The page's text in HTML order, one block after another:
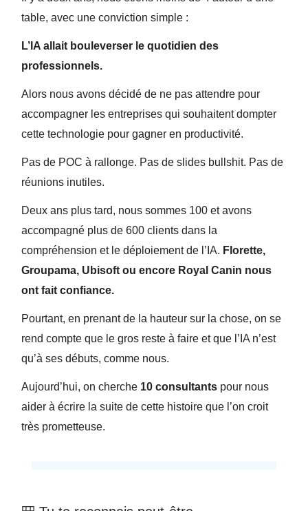
table, avec une conviction simple :
L’IA allait bouleverser le quotidien des
professionnels.
Alors nous avons décidé de ne pas attendre pour
accompagner les entreprises qui souhaitent dompter
cette technologie pour gagner en productivité.
Pas de POC à rallonge. Pas de slides bullshit. Pas de
réunions inutiles.
Deux ans plus tard, nous sommes 100 et avons
accompagné plus de 600 clients dans la
compréhension et le déploiement de l’IA. Florette,
Groupama, Ubisoft ou encore Royal Canin nous
ont fait confiance.
Pourtant, en prenant de la hauteur sur la chose, on se
rend compte que le gros reste à faire et que l’IA n’est
qu’à ses débuts, comme nous.
Aujourd’hui, on cherche 10 consultants pour nous
aider à écrire la suite de cette histoire que l’on croit
très prometteuse.